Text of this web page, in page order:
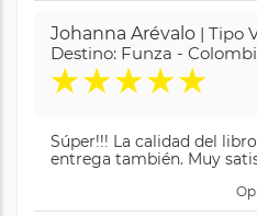
Johanna Arévalo | Tipo
Destino: Funza -
★★★★★
Súper!!! La calidad del
entrega también. Muy